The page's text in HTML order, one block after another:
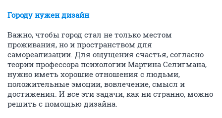
Городу нужен дизайн
Важно, чтобы город стал не только местом
проживания, но и пространством для
самореализации. Для ощущения счастья, согласно
теории профессора психологии Мартина Селигмана,
нужно иметь хорошие отношения с людьми,
положительные эмоции, вовлечение, смысл и
достижения. И все эти задачи, как ни странно, можно
решить с помощью дизайна.